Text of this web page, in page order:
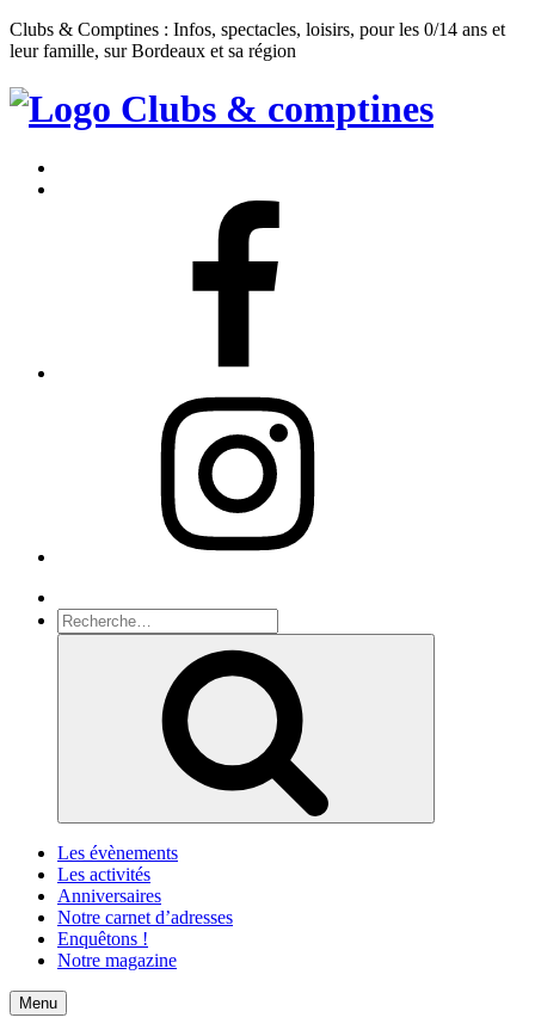
Clubs & Comptines : Infos, spectacles, loisirs, pour les 0/14 ans et
leur famille, sur Bordeaux et sa région
Clubs
Comptines
Recherche
pour
Les évènements
Les activités
Anniversaires
Notre carnet d’adresses
Enquêtons !
Notre magazine
Accueil
Menu Contact